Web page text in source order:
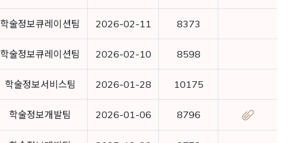
학술정보큐레이션팀 2026-02-11 8373
학술정보큐레이션팀 2026-02-10 8598
학술정보서비스팀 2026-01-28 10175
학술정보개발팀 2026-01-06 8796